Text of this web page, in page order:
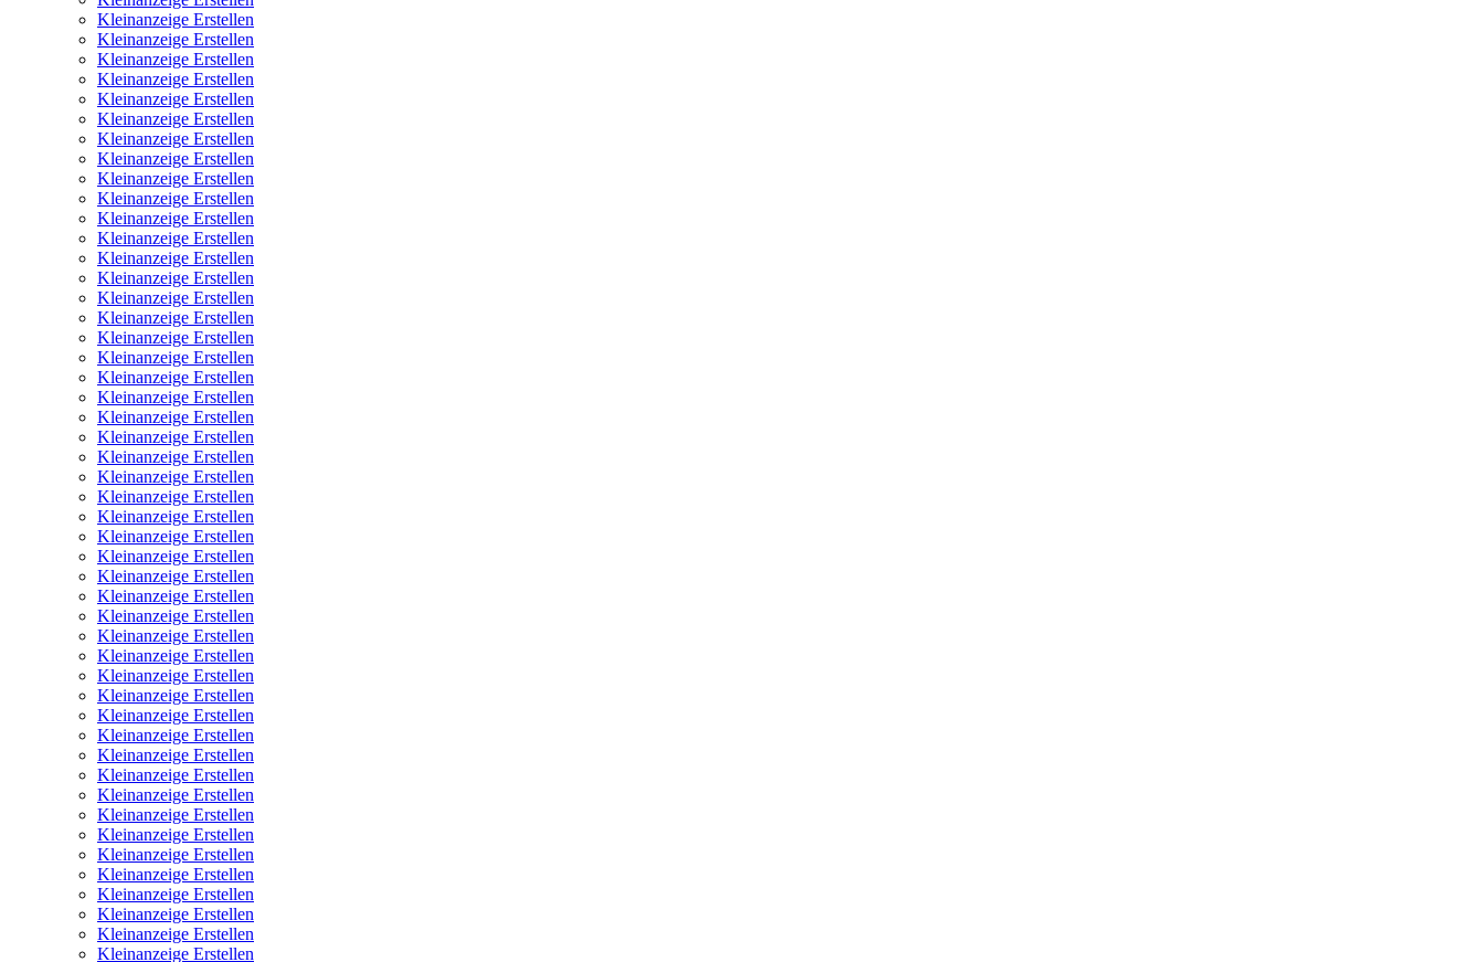
Kleinanzeige Erstellen
Kleinanzeige Erstellen
Kleinanzeige Erstellen
Kleinanzeige Erstellen
Kleinanzeige Erstellen
Kleinanzeige Erstellen
Kleinanzeige Erstellen
Kleinanzeige Erstellen
Kleinanzeige Erstellen
Kleinanzeige Erstellen
Kleinanzeige Erstellen
Kleinanzeige Erstellen
Kleinanzeige Erstellen
Kleinanzeige Erstellen
Kleinanzeige Erstellen
Kleinanzeige Erstellen
Kleinanzeige Erstellen
Kleinanzeige Erstellen
Kleinanzeige Erstellen
Kleinanzeige Erstellen
Kleinanzeige Erstellen
Kleinanzeige Erstellen
Kleinanzeige Erstellen
Kleinanzeige Erstellen
Kleinanzeige Erstellen
Kleinanzeige Erstellen
Kleinanzeige Erstellen
Kleinanzeige Erstellen
Kleinanzeige Erstellen
Kleinanzeige Erstellen
Kleinanzeige Erstellen
Kleinanzeige Erstellen
Kleinanzeige Erstellen
Kleinanzeige Erstellen
Kleinanzeige Erstellen
Kleinanzeige Erstellen
Kleinanzeige Erstellen
Kleinanzeige Erstellen
Kleinanzeige Erstellen
Kleinanzeige Erstellen
Kleinanzeige Erstellen
Kleinanzeige Erstellen
Kleinanzeige Erstellen
Kleinanzeige Erstellen
Kleinanzeige Erstellen
Kleinanzeige Erstellen
Kleinanzeige Erstellen
Kleinanzeige Erstellen